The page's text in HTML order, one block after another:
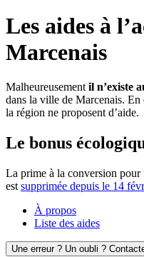
Les aides à
Marcenais
Malheureusement il n’existe
dans la ville de Marcenais.
la région ne proposent d’aide.
Le bonus
La prime à la conversion
est supprimée depuis le 14
À propos
Liste des aides
Une erreur ? Un oubli ?